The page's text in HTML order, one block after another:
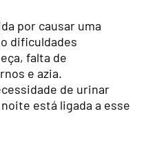
por causar uma
dificuldades
falta de
e azia.
de urinar
está ligada a esse